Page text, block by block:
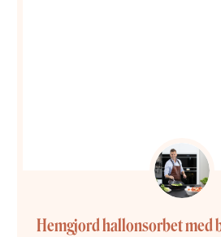
Hemgjord hallonsorbet med